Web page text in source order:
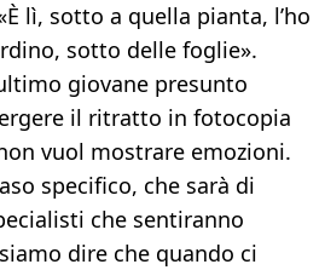
lì, sotto a quella pianta, l’ho
sotto delle foglie».
giovane presunto
il ritratto in fotocopia
vuol mostrare emozioni.
specifico, che sarà di
che sentiranno
dire che quando ci